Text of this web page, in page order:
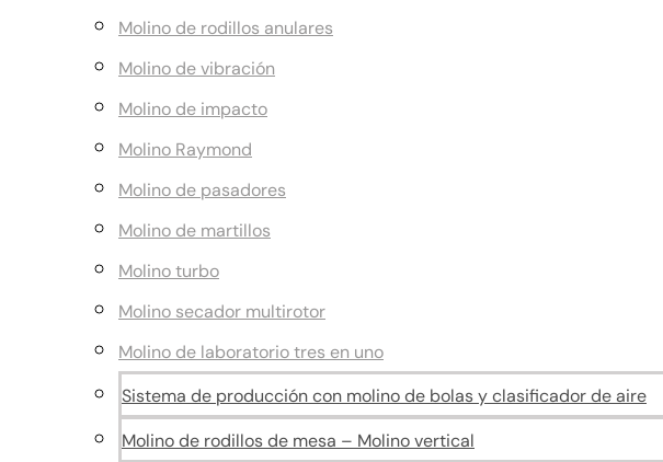
Molino de rodillos anulares
Molino de vibración
Molino de impacto
Molino Raymond
Molino de pasadores
Molino de martillos
Molino turbo
Molino secador multirotor
Molino de laboratorio tres en uno
Sistema de producción con molino de bolas y clasificador de aire
Molino de rodillos de mesa – Molino vertical